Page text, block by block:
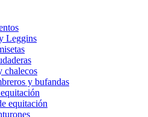
Leggins
chalecos
y bufandas
equitación